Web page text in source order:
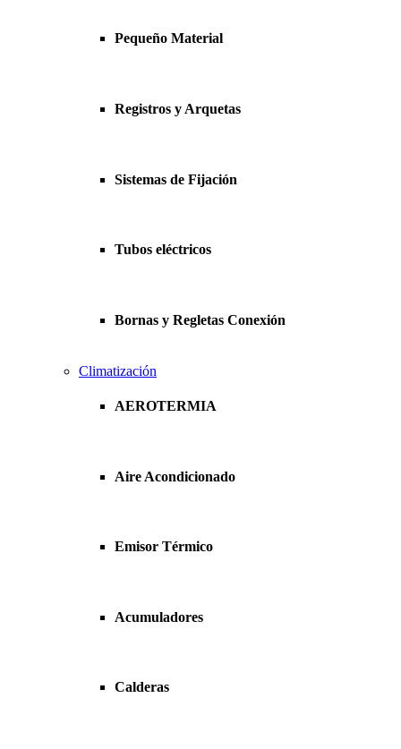
Pequeño Material
Registros y Arquetas
Sistemas de Fijación
Tubos eléctricos
Bornas y Regletas Conexión
Climatización
AEROTERMIA
Aire Acondicionado
Emisor Térmico
Acumuladores
Calderas